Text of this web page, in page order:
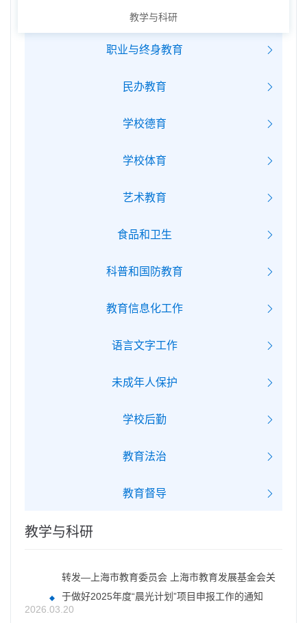
教学与科研
职业与终身教育
民办教育
学校德育
学校体育
艺术教育
食品和卫生
科普和国防教育
教育信息化工作
语言文字工作
未成年人保护
学校后勤
教育法治
教育督导
教学与科研
转发—上海市教育委员会 上海市教育发展基金会关
于做好2025年度“晨光计划”项目申报工作的通知
2026.03.20